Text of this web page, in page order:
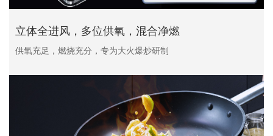
立体全进风，多位供氧，混合净燃
供氧充足，燃烧充分，专为大火爆炒研制